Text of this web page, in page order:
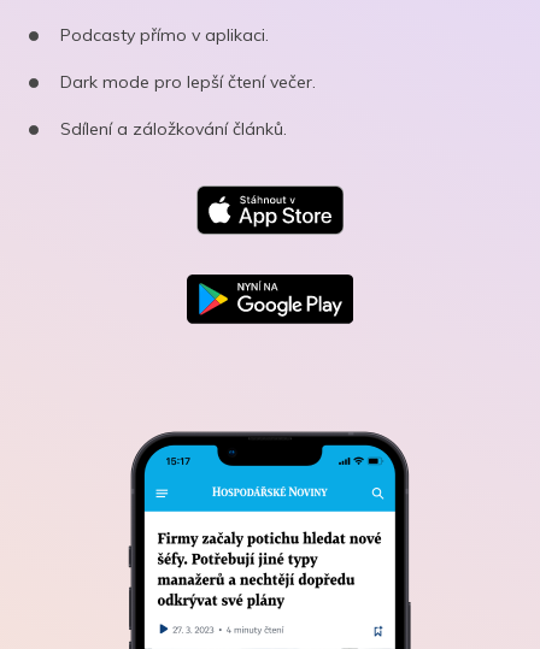
Podcasty přímo v aplikaci.
Dark mode pro lepší čtení večer.
Sdílení a záložkování článků.